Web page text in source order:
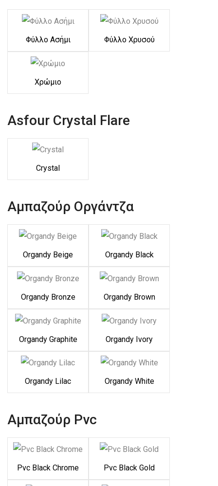
Φύλλο Ασήμι Φύλλο Χρυσού
Χρώμιο
Asfour Crystal Flare
Crystal
Αμπαζούρ Οργάντζα
Organdy Beige Organdy Black
Organdy Bronze Organdy Brown
Organdy Graphite Organdy Ivory
Organdy Lilac Organdy White
Αμπαζούρ Pvc
Pvc Black Chrome Pvc Black Gold